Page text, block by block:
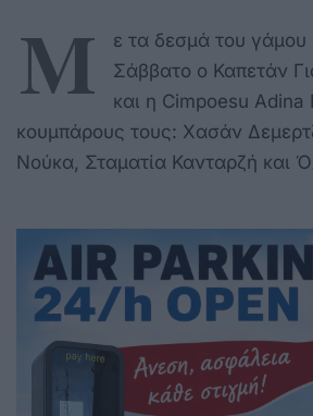
M
ε τα δεσμά του
Σάββατο ο Καπετάν
και η Cimpoesu Adina
κουμπάρους τους: Χασάν
Νούκα, Σταματία Κανταρζή και